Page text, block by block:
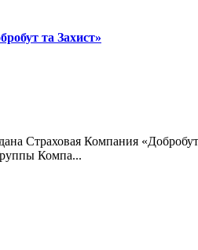
та Захист»
Страховая Компания
Компа...